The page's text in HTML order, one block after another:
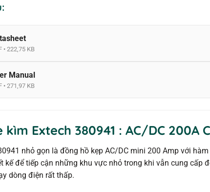
• 222,75 KB
Manual
• 271,97 KB
kìm Extech 380941 : AC/DC 200A
nhỏ gọn là đồng hồ kẹp AC/DC mini 200 Amp với
kế để tiếp cận những khu vực nhỏ trong khi vẫn cung cấp
dòng điện rất thấp.